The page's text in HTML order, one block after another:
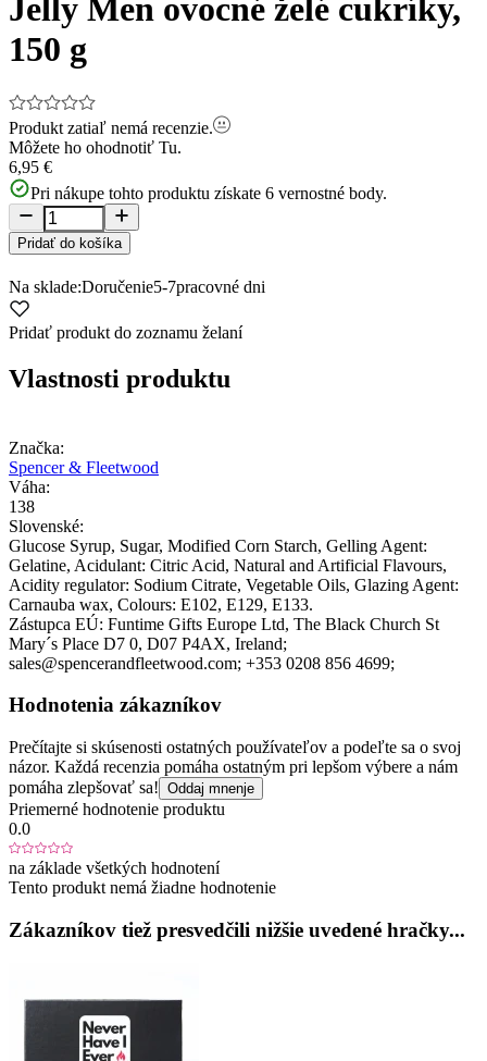
Jelly Men ovocné želé cukríky,
150 g
Produkt zatiaľ nemá recenzie.
Môžete ho ohodnotiť Tu.
6,95 €
Pri nákupe tohto produktu získate 6 vernostné body.
Pridať do košíka
Na sklade:Doručenie5-7pracovné dni
Pridať produkt do zoznamu želaní
Vlastnosti produktu
Značka:
Spencer & Fleetwood
Váha:
138
Slovenské:
Glucose Syrup, Sugar, Modified Corn Starch, Gelling Agent:
Gelatine, Acidulant: Citric Acid, Natural and Artificial Flavours,
Acidity regulator: Sodium Citrate, Vegetable Oils, Glazing Agent:
Carnauba wax, Colours: E102, E129, E133.
Zástupca EÚ: Funtime Gifts Europe Ltd, The Black Church St
Mary´s Place D7 0, D07 P4AX, Ireland;
sales@spencerandfleetwood.com; +353 0208 856 4699;
Hodnotenia zákazníkov
Prečítajte si skúsenosti ostatných používateľov a podeľte sa o svoj
názor. Každá recenzia pomáha ostatným pri lepšom výbere a nám
pomáha zlepšovať sa! Oddaj mnenje
Priemerné hodnotenie produktu
0.0
na základe všetkých hodnotení
Tento produkt nemá žiadne hodnotenie
Zákazníkov tiež presvedčili nižšie uvedené hračky...